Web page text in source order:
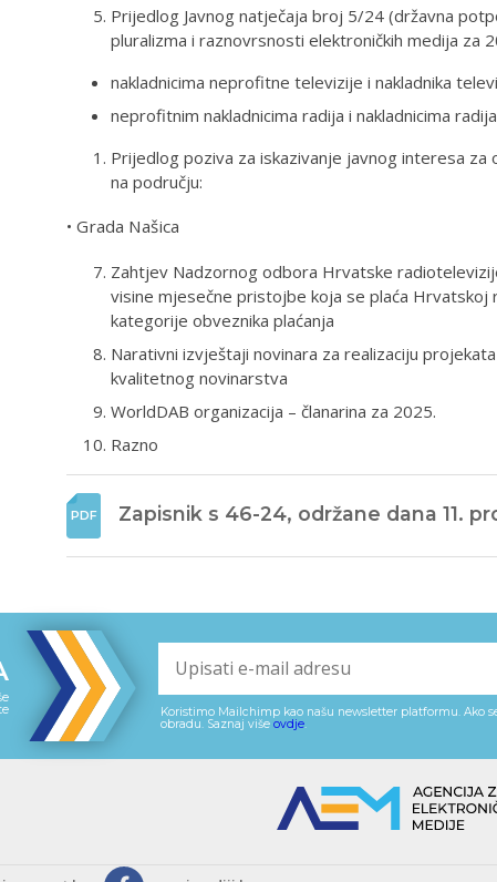
Prijedlog Javnog natječaja broj 5/24 (državna
pluralizma i raznovrsnosti elektroničkih medija za
nakladnicima neprofitne televizije i nakladnika
neprofitnim nakladnicima radija i nakladnicima
Prijedlog poziva za iskazivanje javnog interesa
na području:
• Grada Našica
Zahtjev Nadzornog odbora Hrvatske
visine mjesečne pristojbe koja se plaća
kategorije obveznika plaćanja
Narativni izvještaji novinara za realizaciju
kvalitetnog novinarstva
WorldDAB organizacija – članarina za 2025.
Razno
Zapisnik s 46-24, održane dana 11.
Koristimo Mailchimp kao našu newsletter platformu. Ako
obradu. Saznaj više ovdje.